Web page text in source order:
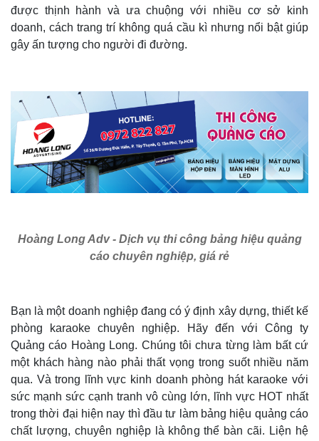
được thịnh hành và ưa chuộng với nhiều cơ sở kinh
doanh, cách trang trí không quá cầu kì nhưng nổi bật giúp
gây ấn tượng cho người đi đường.
Hoàng Long Adv - Dịch vụ thi công bảng hiệu quảng
cáo chuyên nghiệp, giá rẻ
Bạn là một doanh nghiệp đang có ý định xây dựng, thiết kế
phòng karaoke chuyên nghiệp. Hãy đến với Công ty
Quảng cáo Hoàng Long. Chúng tôi chưa từng làm bất cứ
một khách hàng nào phải thất vọng trong suốt nhiều năm
qua. Và trong lĩnh vực kinh doanh phòng hát karaoke với
sức mạnh sức cạnh tranh vô cùng lớn, lĩnh vực HOT nhất
trong thời đại hiện nay thì đầu tư làm bảng hiệu quảng cáo
chất lượng, chuyên nghiệp là không thể bàn cãi. Liện hệ